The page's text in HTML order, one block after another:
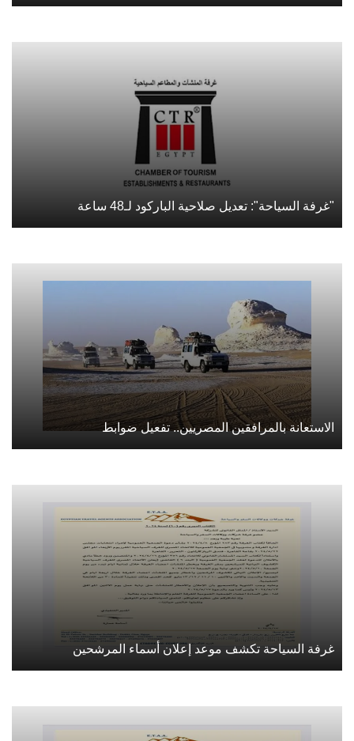
"غرفة السياحة": تعديل صلاحية الباركود لـ48 ساعة
الاستعانة بالمرافقين المصريين.. تفعيل ضوابط
غرفة السياحة تكشف موعد إعلان أسماء المرشحين